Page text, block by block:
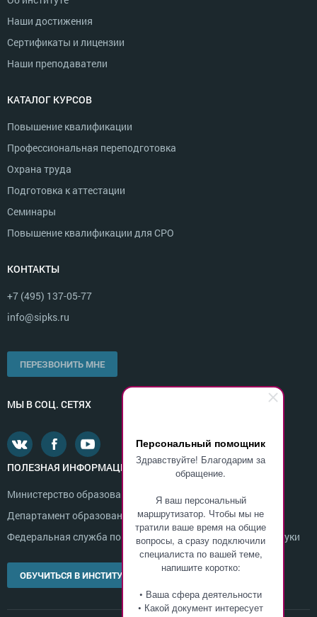
Персональный помощник
Здравствуйте! Благодарим за
обращение.
Я ваш персональный
маршрутизатор. Чтобы мы не
тратили ваше время на общие
вопросы, а сразу подключили
специалиста по вашей теме,
напишите коротко:
• Ваша сфера деятельности
• Какой документ интересует
Наши достижения
Сертификаты и лицензии
Наши преподаватели
КАТАЛОГ КУРСОВ
Повышение квалификации
Профессиональная переподготовка
Охрана труда
Подготовка к аттестации
Семинары
Повышение квалификации для СРО
КОНТАКТЫ
+7 (495) 137-05-77
info@sipks.ru
ПЕРЕЗВОНИТЬ МНЕ
МЫ В СОЦ. СЕТЯХ
ПОЛЕЗНАЯ ИНФОРМАЦИЯ
Министерство образования и науки России
Департамент образования г. Москвы
Федеральная служба по надзору в сфере образования и науки
ОБУЧИТЬСЯ В ИНСТИТУТЕ